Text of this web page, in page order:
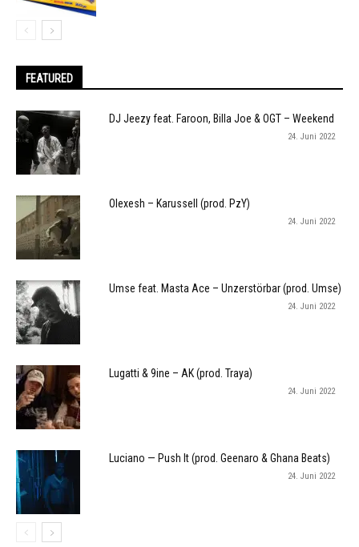
FEATURED
DJ Jeezy feat. Faroon, Billa Joe & OGT – Weekend
24. Juni 2022
Olexesh – Karussell (prod. PzY)
24. Juni 2022
Umse feat. Masta Ace – Unzerstörbar (prod. Umse)
24. Juni 2022
Lugatti & 9ine – AK (prod. Traya)
24. Juni 2022
Luciano — Push It (prod. Geenaro & Ghana Beats)
24. Juni 2022